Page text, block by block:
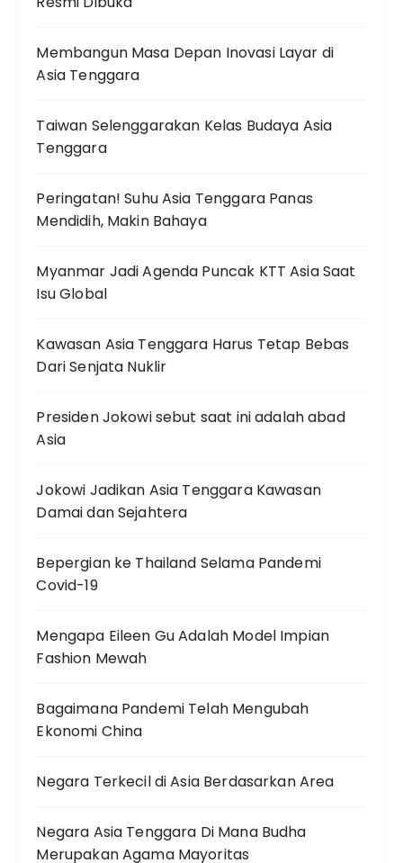
Membangun Masa Depan Inovasi Layar di
Asia Tenggara
Taiwan Selenggarakan Kelas Budaya Asia
Tenggara
Peringatan! Suhu Asia Tenggara Panas
Mendidih, Makin Bahaya
Myanmar Jadi Agenda Puncak KTT Asia Saat
Isu Global
Kawasan Asia Tenggara Harus Tetap Bebas
Dari Senjata Nuklir
Presiden Jokowi sebut saat ini adalah abad
Asia
Jokowi Jadikan Asia Tenggara Kawasan
Damai dan Sejahtera
Bepergian ke Thailand Selama Pandemi
Covid-19
Mengapa Eileen Gu Adalah Model Impian
Fashion Mewah
Bagaimana Pandemi Telah Mengubah
Ekonomi China
Negara Terkecil di Asia Berdasarkan Area
Negara Asia Tenggara Di Mana Budha
Merupakan Agama Mayoritas